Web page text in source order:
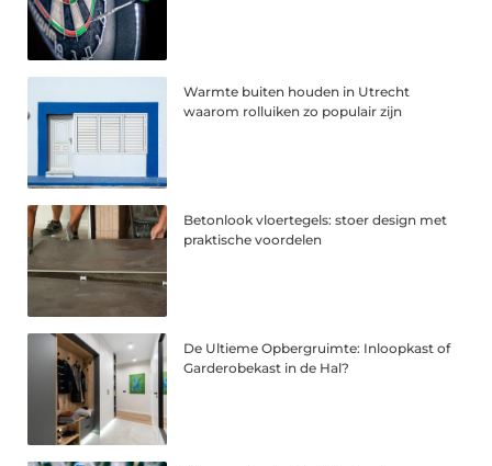
Warmte buiten houden in Utrecht
waarom rolluiken zo populair zijn
Betonlook vloertegels: stoer design met
praktische voordelen
De Ultieme Opbergruimte: Inloopkast of
Garderobekast in de Hal?